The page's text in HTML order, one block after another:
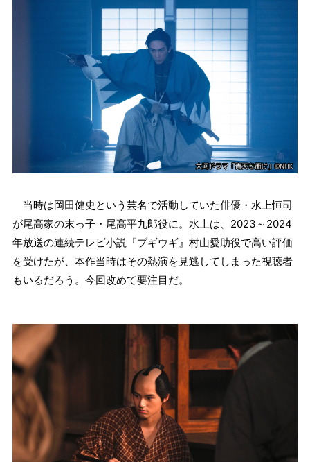
当時は岡田健史という芸名で活動していた俳優・水上恒司
が尾高家の末っ子・尾高平九郎役に。水上は、2023～2024
年放送の連続テレビ小説『ブギウギ』村山愛助役で高い評価
を受けたが、本作当時はその熱演を見逃してしまった視聴者
もいるだろう。今回改めて要注目だ。